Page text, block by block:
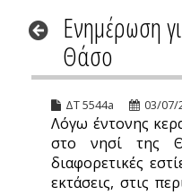
Ενημέρωση
Θάσο
ΔΤ 5544a 03/07/
Λόγω έντονης
στο νησί της
διαφορετικές
εκτάσεις, στις